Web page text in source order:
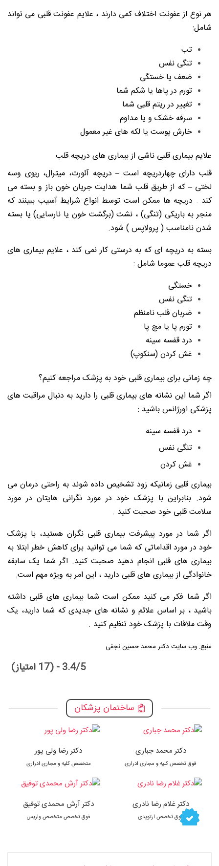
هر نوع از عفونت اختلاف کمی دارند ، علایم عفونت قلبی می تواند
شامل:
تب
تنگی نفس
ضعف یا خستگی
تورم در پاها یا شکم شما
تغییر در ریتم قلبی شما
سرفه خشک و یا مداوم
خارش پوست یا لکه های غیر معمول
علایم بیماری قلبی ناشی از بیماری های دریچه قلب
قلب دارای چهاردریچه است – دریچه آئورت، میترال، ریوی وسه
لختی – که از طریق قلب شما هدایت جریان خون باز و بسته می
کند . دریچه ها ممکن است توسط انواع شرایط آسیب ببینند که
منجر به باریکی (تنگی) ، نشت (برگشت خون یا نارسایی) یا بسته
شدن نامناسب ( پرولاپس ) شود.
بسته به دریچه ای که به درستی کار نمی کند ، علایم بیماری های
دریچه قلب عموما شامل :
خستگی
تنگی نفس
ضربان قلب نامنظم
تورم پا یا مچ پا
درد قفسه سینه
غش کردن (سنکوپ)
چه زمانی برای بیماری قلبی خود به پزشک مراجعه کنیم؟
اگر شما این نشانه های بیماری قلبی را دارید به دنبال مراقبت های
پزشکی اورژانس باشید :
درد قفسه سینه
تنگی نفس
غش کردن
بیماری قلبی زمانیکه زود تشخیص داده شوند به راحتی درمان می
شود. بنابراین با پزشک خود در مورد نگرانی هایتان در مورد
سلامت قلبی خود صحبت کنید .
اگر شما در مورد پیشرفت بیماری قلبی نگران هستید، با پزشک
خود در مورد اقداماتی که شما می توانید برای کاهش خطر ابتلا به
بیماری های قلبی انجام دهید صحبت کنید. اگر شما یک سابقه
خانوادگی از بیماری های قلبی دارید ، این امر به ویژه مهم است.
اگر شما فکر می کنید ممکن است شما بیماری های قلبی داشته
باشید ، بر اساس علائم و نشانه های جدیدی که شما دارید، یک
وقت ملاقات با پزشک خود تنظیم کنید .
منبع: وب سایت دکتر محمد حسین نجفی
3.4/5 - (17 امتیاز)
ساختمان پزشکان
دکتر محمد جباری
فوق تخصص کلیه و مجاری ادراری
دکتر غلام رضا نادری
فوق تخصص ارتوپدی
دکتر رضا ولی پور
متخصص کلیه و مجاری ادراری
دکتر آرش محمدی توفیق
فوق تخصص متخصص واریس